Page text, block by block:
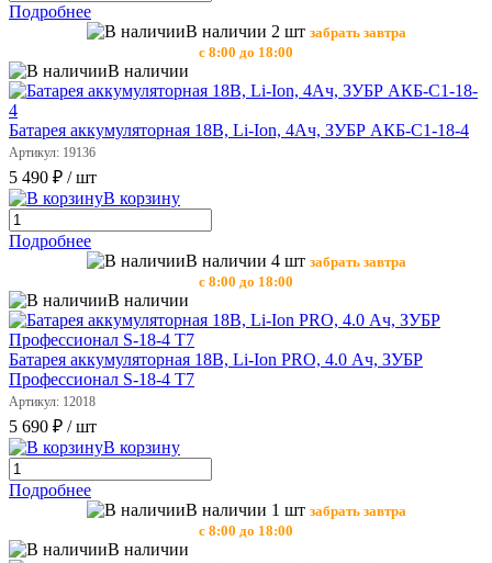
Подробнее
В наличии 2 шт забрать завтра
с 8:00 до 18:00
В наличии
Батарея аккумуляторная 18В, Li-Ion, 4Ач, ЗУБР АКБ-С1-18-4
Артикул: 19136
5 490 ₽ / шт
В корзину
Подробнее
В наличии 4 шт забрать завтра
с 8:00 до 18:00
В наличии
Батарея аккумуляторная 18В, Li-Ion PRO, 4.0 Ач, ЗУБР
Профессионал S-18-4 Т7
Артикул: 12018
5 690 ₽ / шт
В корзину
Подробнее
В наличии 1 шт забрать завтра
с 8:00 до 18:00
В наличии